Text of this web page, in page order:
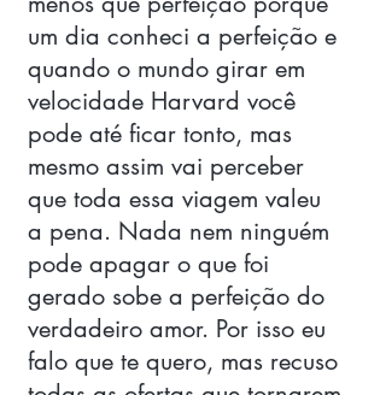
um dia conheci a perfeição e
quando o mundo girar em
velocidade Harvard você
pode até ficar tonto, mas
mesmo assim vai perceber
que toda essa viagem valeu
a pena. Nada nem ninguém
pode apagar o que foi
gerado sobe a perfeição do
verdadeiro amor. Por isso eu
falo que te quero, mas recuso